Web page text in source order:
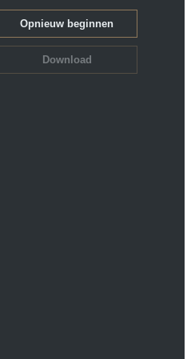
Opnieuw beginnen
Download